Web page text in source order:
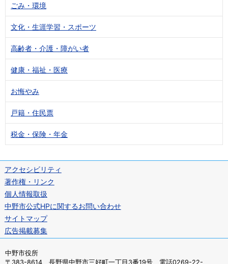
ごみ・環境
文化・生涯学習・スポーツ
高齢者・介護・障がい者
健康・福祉・医療
お悔やみ
戸籍・住民票
税金・保険・年金
アクセシビリティ
著作権・リンク
個人情報取扱
中野市公式HPに関するお問い合わせ
サイトマップ
広告掲載募集
中野市役所
〒383-8614 長野県中野市三好町一丁目3番19号 電話0269-22-